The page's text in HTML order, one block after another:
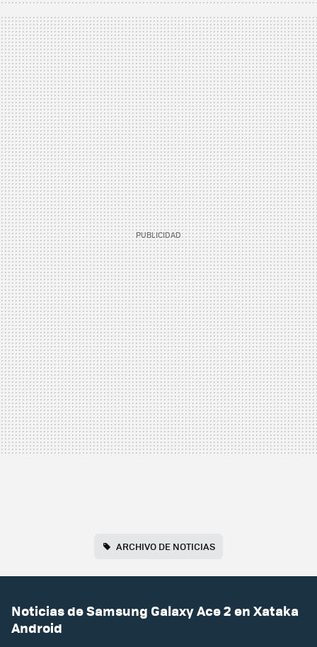
ARCHIVO DE NOTICIAS
Noticias de Samsung Galaxy Ace 2 en Xataka
Android